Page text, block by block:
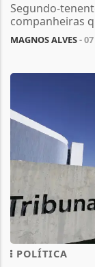
Segundo-
companheiras
MAGNOS ALVES-
POLÍTICA